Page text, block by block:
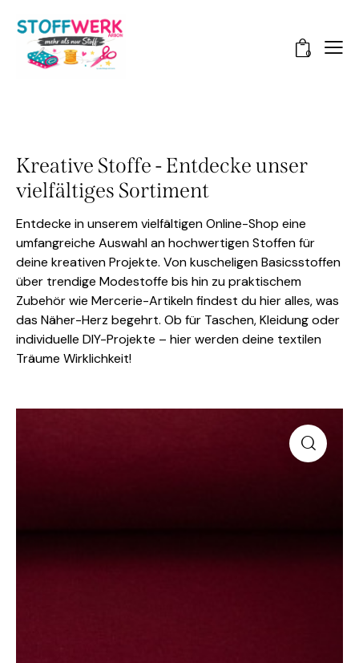
0
Kreative Stoffe - Entdecke unser
vielfältiges Sortiment
Entdecke in unserem vielfältigen Online-Shop eine
umfangreiche Auswahl an hochwertigen Stoffen für
deine kreativen Projekte. Von kuscheligen Basicsstoffen
über trendige Modestoffe bis hin zu praktischem
Zubehör wie Mercerie-Artikeln findest du hier alles, was
das Näher-Herz begehrt. Ob für Taschen, Kleidung oder
individuelle DIY-Projekte – hier werden deine textilen
Träume Wirklichkeit!